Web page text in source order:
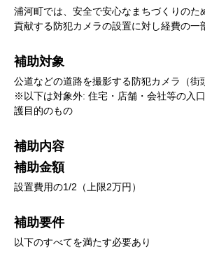
浦河町では、安全で安心なまちづくりのた
貢献する防犯カメラの設置に対し経費の一
補助対象
公道などの道路を撮影する防犯カメラ（街
※以下は対象外: 住宅・店舗・会社等の入
護目的のもの
補助内容
補助金額
設置費用の1/2（上限2万円）
補助要件
以下のすべてを満たす必要あり